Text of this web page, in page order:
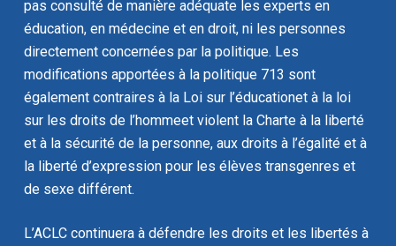
pas consulté de manière adéquate les experts en
éducation, en médecine et en droit, ni les personnes
directement concernées par la politique. Les
modifications apportées à la politique 713 sont
également contraires à la Loi sur l’éducationet à la loi
sur les droits de l’hommeet violent la Charteà la liberté
et à la sécurité de la personne, aux droits à l’égalité et à
la liberté d’expression pour les élèves transgenres et
de sexe différent.
L’ACLC continuera à défendre les droits et les libertés à